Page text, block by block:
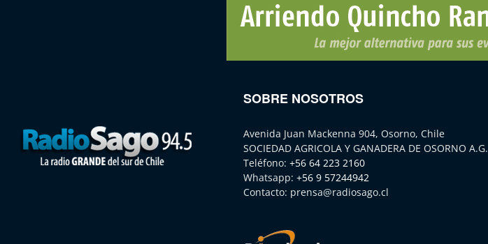
SOBRE NOSOTROS
Avenida Juan Mackenna 904, Osorno, Chile
SOCIEDAD AGRICOLA Y GANADERA DE OSORNO A.G.
Teléfono: +56 64 223 2160
Whatsapp: +56 9 57244942
Contacto: prensa@radiosago.cl